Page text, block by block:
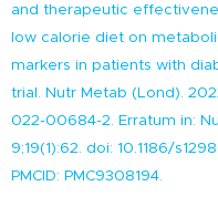
and therapeutic
low calorie diet on
markers in patients with
trial. Nutr Metab (Lond).
022-00684-2. Erratum in:
9;19(1):62. doi: 10.1186/
PMCID: PMC9308194.